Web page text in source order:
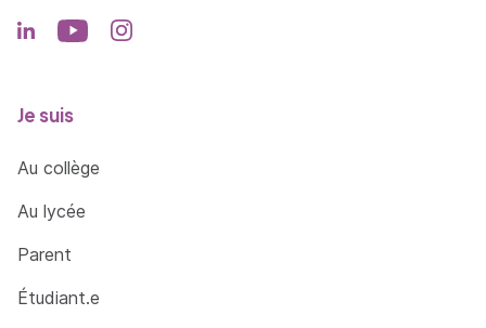
Je suis
Au collège
Au lycée
Parent
Étudiant.e